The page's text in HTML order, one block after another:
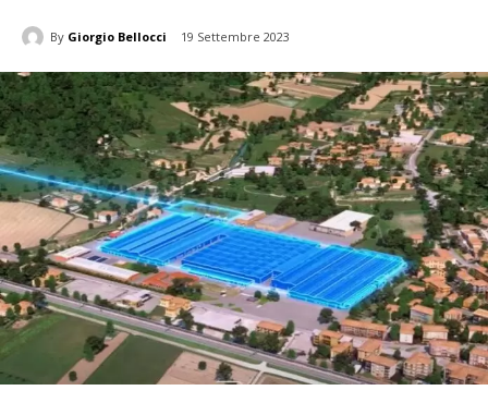
By Giorgio Bellocci 19 Settembre 2023